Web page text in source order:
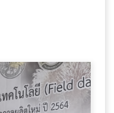
ล้างข้อมูล